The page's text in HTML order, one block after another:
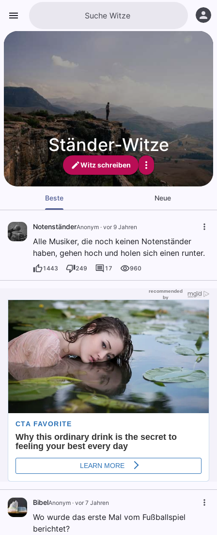
Ständer-Witze
Witz schreiben
Beste Neue
NotenständerAnonym · vor 9 Jahren
Alle Musiker, die noch keinen Notenständer
haben, gehen hoch und holen sich einen runter.
1443 249 17 960
BibelAnonym · vor 7 Jahren
Wo wurde das erste Mal vom Fußballspiel
berichtet?